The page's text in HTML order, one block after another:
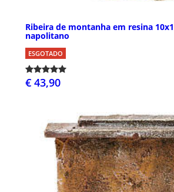
Ribeira de montanha em resina
napolitano
ESGOTADO
€ 43,90